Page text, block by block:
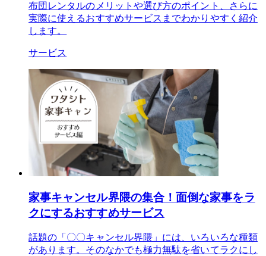
布団レンタルのメリットや選び方のポイント、さらに
実際に使えるおすすめサービスまでわかりやすく紹介
します。
サービス
家事キャンセル界隈の集合！面倒な家事をラ
クにするおすすめサービス
話題の「〇〇キャンセル界隈」には、いろいろな種類
があります。そのなかでも極力無駄を省いてラクにし